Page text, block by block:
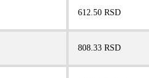
612.50 RSD
808.33 RSD